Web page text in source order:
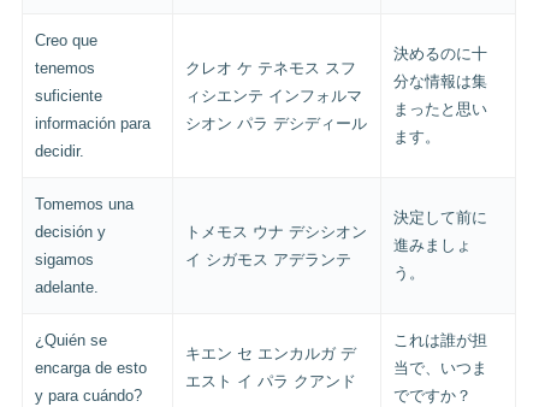
Creo que
tenemos
suficiente
información para
decidir.
クレオ ケ テネモス スフ
ィシエンテ インフォルマ
シオン パラ デシディール
決めるのに十
分な情報は集
まったと思い
ます。
Tomemos una
decisión y
sigamos
adelante.
トメモス ウナ デシシオン
イ シガモス アデランテ
決定して前に
進みましょ
う。
¿Quién se
encarga de esto
y para cuándo?
キエン セ エンカルガ デ
エスト イ パラ クアンド
これは誰が担
当で、いつま
でですか？